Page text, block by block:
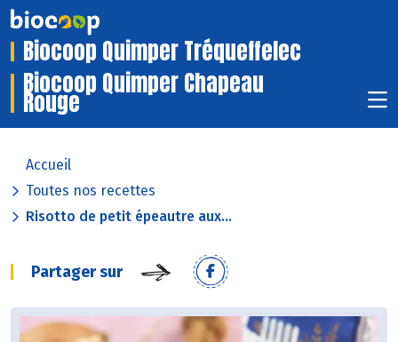
Biocoop Quimper Tréqueffelec
Biocoop Quimper Chapeau
Rouge
Accueil
Toutes nos recettes
Risotto de petit épeautre aux...
Partager sur